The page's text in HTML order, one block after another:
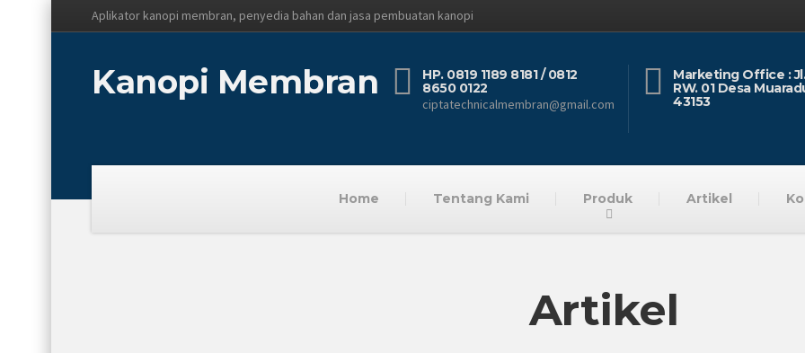
Aplikator kanopi membran, penyedia bahan dan jasa pembuatan kanopi
Kanopi Membran
HP. 0819 1189 8181 / 0812
8650 0122
ciptatechnicalmembran@gmail.com
Marketing Office :
RW. 01 Desa
43153
Home Tentang Kami Produk Artikel
Artikel